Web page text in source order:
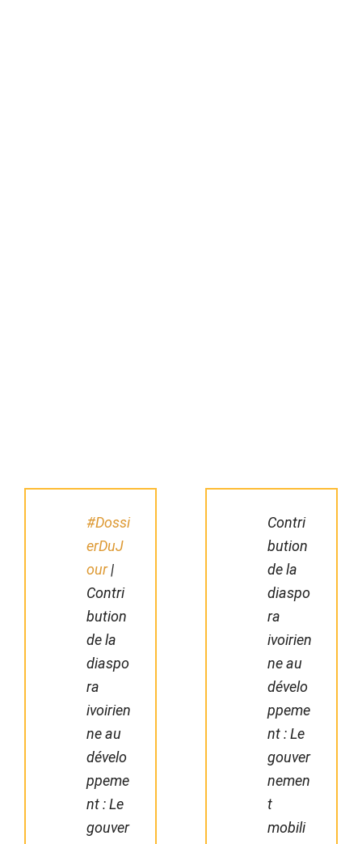
#Dossi
erDuJ
our|
Contri
bution
de la
diaspo
ra
ivoirien
ne au
dévelo
ppeme
nt : Le
gouver
Contri
bution
de la
diaspo
ra
ivoirien
ne au
dévelo
ppeme
nt : Le
gouver
nemen
t
mobili